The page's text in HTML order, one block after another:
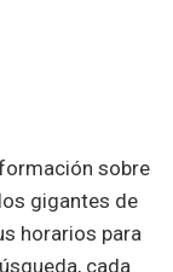
sobre
gigantes de
horarios para
cada